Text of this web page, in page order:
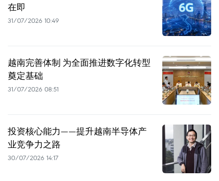
在即
31/07/2026 10:49
越南完善体制 为全面推进数字化转型
奠定基础
31/07/2026 08:51
投资核心能力——提升越南半导体产
业竞争力之路
30/07/2026 14:17